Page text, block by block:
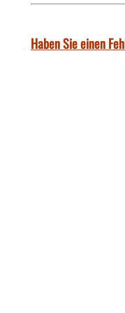
Haben Sie einen